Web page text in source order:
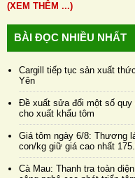
(XEM THÊM ...)
BÀI ĐỌC NHIỀU NHẤT
Cargill tiếp tục sản xuất
Yên
Đề xuất sửa đổi một số quy
cho xuất khẩu tôm
Giá tôm ngày 6/8: Thương
con/kg giữ giá cao nhất
Cà Mau: Thanh tra toàn